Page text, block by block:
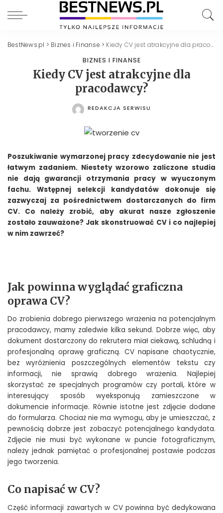
BestNews.pl > Biznes i Finanse > Kiedy CV jest atrakcyjne dla pracodawcy?
BIZNES I FINANSE
Kiedy CV jest atrakcyjne dla
pracodawcy?
POSTED
REDAKCJA SERWISU
Poszukiwanie wymarzonej pracy zdecydowanie nie jest
łatwym zadaniem. Niestety wzorowo zaliczone studia
nie dają gwarancji otrzymania pracy w wyuczonym
fachu. Wstępnej selekcji kandydatów dokonuje się
zazwyczaj za pośrednictwem dostarczanych do firm
CV. Co należy zrobić, aby akurat nasze zgłoszenie
zostało zauważone? Jak skonstruować CV i co najlepiej
w nim zawrzeć?
Jak powinna wyglądać graficzna
oprawa CV?
Do zrobienia dobrego pierwszego wrażenia na potencjalnym
pracodawcy, mamy zaledwie kilka sekund. Dobrze więc, aby
dokument dostarczony do rekrutera miał ciekawą, schludną i
profesjonalną oprawę graficzną. CV napisane chaotycznie,
bez wyróżnienia poszczególnych elementów tekstu czy
informacji, nie sprawią dobrego wrażenia. Najlepiej
skorzystać ze specjalnych programów czy portali, które w
interesujący sposób wyeksponują zamieszczone w
dokumencie informacje. Równie istotne jest zdjęcie dodane
do formularza. Chociaż nie ma wymogu, aby je umieszczać, z
pewnością dobrze jest zobaczyć potencjalnego kandydata.
Zdjęcie nie musi być wykonane w puncie fotograficznym,
należy jednak pamiętać o profesjonalnej postawie podczas
jego tworzenia.
Co napisać w CV?
Część informacji zawartych w CV powinna być dedykowana